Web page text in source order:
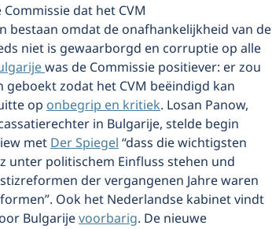
dat het CVM
bestaan omdat de onafhankelijkheid van de
niet is gewaarborgd en corruptie op alle
was de Commissie positiever: er zou
zodat het CVM beëindigd kan
oponbegrip en kritiek. Losan Panow,
in Bulgarije, stelde begin
metDer Spiegel“dass die wichtigsten
unter politischem Einfluss stehen und
der vergangenen Jahre waren
Ook het Nederlandse kabinet vindt
Bulgarijevoorbarig. De nieuwe